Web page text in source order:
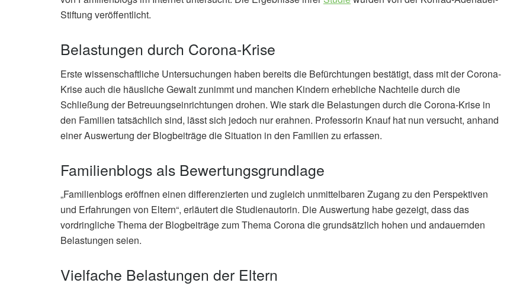
Stiftung veröffentlicht.
Belastungen durch Corona-Krise
Erste wissenschaftliche Untersuchungen haben bereits die Befürchtungen bestätigt, dass mit der Corona-
Krise auch die häusliche Gewalt zunimmt und manchen Kindern erhebliche Nachteile durch die
Schließung der Betreuungseinrichtungen drohen. Wie stark die Belastungen durch die Corona-Krise in
den Familien tatsächlich sind, lässt sich jedoch nur erahnen. Professorin Knauf hat nun versucht, anhand
einer Auswertung der Blogbeiträge die Situation in den Familien zu erfassen.
Familienblogs als Bewertungsgrundlage
„Familienblogs eröffnen einen differenzierten und zugleich unmittelbaren Zugang zu den Perspektiven
und Erfahrungen von Eltern“, erläutert die Studienautorin. Die Auswertung habe gezeigt, dass das
vordringliche Thema der Blogbeiträge zum Thema Corona die grundsätzlich hohen und andauernden
Belastungen seien.
Vielfache Belastungen der Eltern